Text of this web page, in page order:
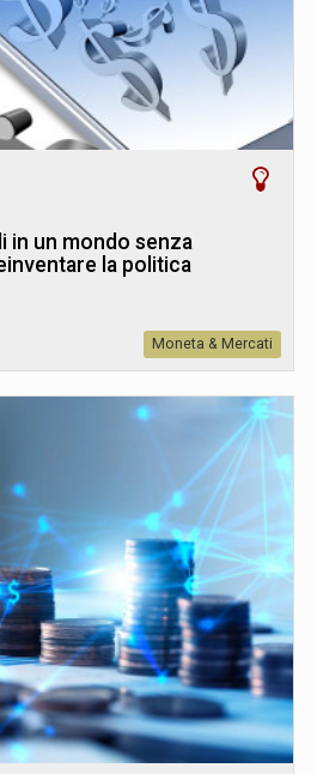
in un mondo senza
la politica
Moneta & Mercati